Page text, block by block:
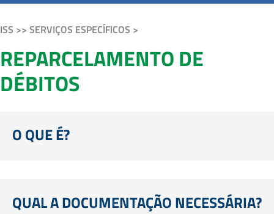
ISS >> SERVIÇOS ESPECÍFICOS >
REPARCELAMENTO DE
DÉBITOS
O QUE É?
QUAL A DOCUMENTAÇÃO NECESSÁRIA?